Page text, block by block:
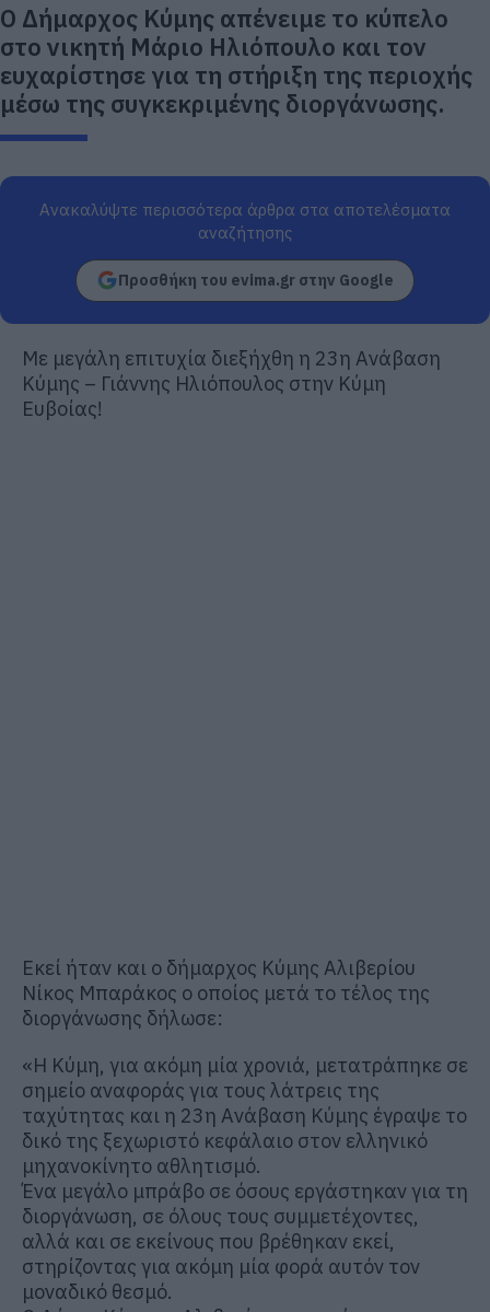
Ο Δήμαρχος Κύμης απένειμε το κύπελο
στο νικητή Μάριο Ηλιόπουλο και τον
ευχαρίστησε για τη στήριξη της περιοχής
μέσω της συγκεκριμένης διοργάνωσης.
Ανακαλύψτε περισσότερα άρθρα στα αποτελέσματα
αναζήτησης
Προσθήκη του evima.gr στην Google
Με μεγάλη επιτυχία διεξήχθη η 23η Ανάβαση
Κύμης – Γιάννης Ηλιόπουλος στην Κύμη
Ευβοίας!
Εκεί ήταν και ο δήμαρχος Κύμης Αλιβερίου
Νίκος Μπαράκος ο οποίος μετά το τέλος της
διοργάνωσης δήλωσε:
«Η Κύμη, για ακόμη μία χρονιά, μετατράπηκε σε
σημείο αναφοράς για τους λάτρεις της
ταχύτητας και η 23η Ανάβαση Κύμης έγραψε το
δικό της ξεχωριστό κεφάλαιο στον ελληνικό
μηχανοκίνητο αθλητισμό.
Ένα μεγάλο μπράβο σε όσους εργάστηκαν για τη
διοργάνωση, σε όλους τους συμμετέχοντες,
αλλά και σε εκείνους που βρέθηκαν εκεί,
στηρίζοντας για ακόμη μία φορά αυτόν τον
μοναδικό θεσμό.